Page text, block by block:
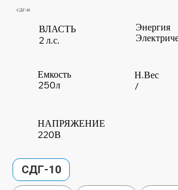
СДГ-10
ВЛАСТЬ
2 л.с.
220В
НАПРЯЖЕНИЕ
/
Н.Вес
250л
Емкость
Энергия
СДГ-10